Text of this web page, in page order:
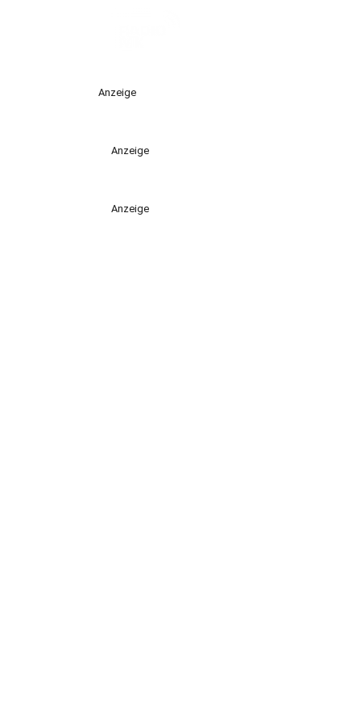
Anzeige
Anzeige
Anzeige